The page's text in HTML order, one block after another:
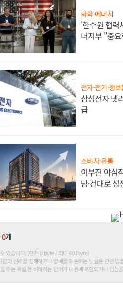
화학·에너지
'한수원 협력
너지부 "중
전자·전기·정
삼성전자 넷
급
소비자·유통
이부진 야심
남·건대로
0개
있습니다. (현재 0 byte / 최대 400byte)
람의 권리를 침해하거나 명예를 훼손하는 댓글은 관련 법
주는 욕설 등 비하하는 단어가 내용에 포함되거나 인신